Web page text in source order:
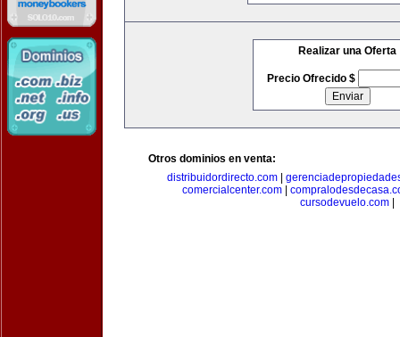
Realizar una Oferta
Precio Ofrecido $
Otros dominios en venta:
distribuidordirecto.com|
comercialcenter.com
cursodevuelo.com